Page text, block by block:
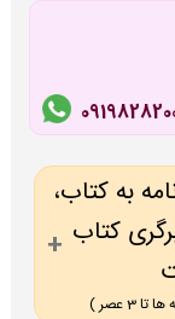
به کتاب،
کتاب